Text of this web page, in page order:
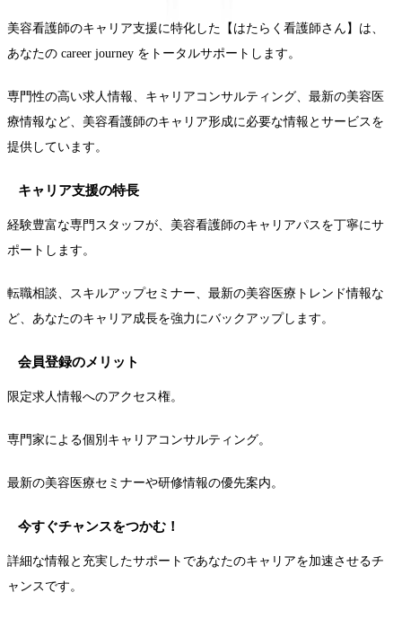
美容看護師のキャリア支援に特化した【はたらく看護師さん】は、
あなたの career journey をトータルサポートします。
専門性の高い求人情報、キャリアコンサルティング、最新の美容医
療情報など、美容看護師のキャリア形成に必要な情報とサービスを
提供しています。
キャリア支援の特長
経験豊富な専門スタッフが、美容看護師のキャリアパスを丁寧にサ
ポートします。
転職相談、スキルアップセミナー、最新の美容医療トレンド情報な
ど、あなたのキャリア成長を強力にバックアップします。
会員登録のメリット
限定求人情報へのアクセス権。
専門家による個別キャリアコンサルティング。
最新の美容医療セミナーや研修情報の優先案内。
今すぐチャンスをつかむ！
詳細な情報と充実したサポートであなたのキャリアを加速させるチ
ャンスです。